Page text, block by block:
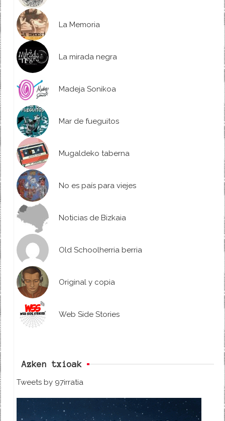
La Memoria
La mirada negra
Madeja Sonikoa
Mar de fueguitos
Mugaldeko taberna
No es país para viejes
Noticias de Bizkaia
Old Schoolherria berria
Original y copia
Web Side Stories
Azken txioak
Tweets by 97irratia